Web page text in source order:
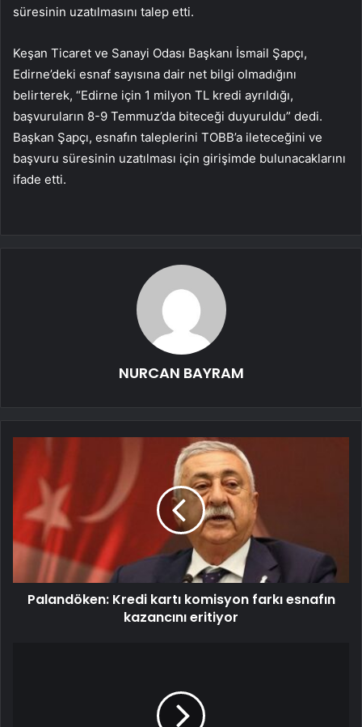
süresinin uzatılmasını talep etti.
Keşan Ticaret ve Sanayi Odası Başkanı İsmail Şapçı,
Edirne’deki esnaf sayısına dair net bilgi olmadığını
belirterek, “Edirne için 1 milyon TL kredi ayrıldığı,
başvuruların 8-9 Temmuz’da biteceği duyuruldu” dedi.
Başkan Şapçı, esnafın taleplerini TOBB’a ileteceğini ve
başvuru süresinin uzatılması için girişimde bulunacaklarını
ifade etti.
NURCAN BAYRAM
Palandöken: Kredi kartı komisyon farkı esnafın
kazancını eritiyor